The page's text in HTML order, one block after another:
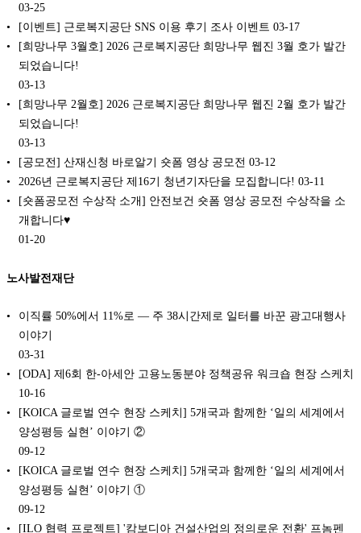
03-25
[이벤트] 근로복지공단 SNS 이용 후기 조사 이벤트 03-17
[희망나무 3월호] 2026 근로복지공단 희망나무 웹진 3월 호가 발간
되었습니다!
03-13
[희망나무 2월호] 2026 근로복지공단 희망나무 웹진 2월 호가 발간
되었습니다!
03-13
[공모전] 산재신청 바로알기 숏폼 영상 공모전 03-12
2026년 근로복지공단 제16기 청년기자단을 모집합니다! 03-11
[숏폼공모전 수상작 소개] 안전보건 숏폼 영상 공모전 수상작을 소
개합니다♥️
01-20
노사발전재단
이직률 50%에서 11%로 — 주 38시간제로 일터를 바꾼 광고대행사
이야기
03-31
[ODA] 제6회 한-아세안 고용노동분야 정책공유 워크숍 현장 스케치
10-16
[KOICA 글로벌 연수 현장 스케치] 5개국과 함께한 ‘일의 세계에서
양성평등 실현’ 이야기 ②
09-12
[KOICA 글로벌 연수 현장 스케치] 5개국과 함께한 ‘일의 세계에서
양성평등 실현’ 이야기 ①
09-12
[ILO 협력 프로젝트] '캄보디아 건설산업의 정의로운 전환' 프놈펜